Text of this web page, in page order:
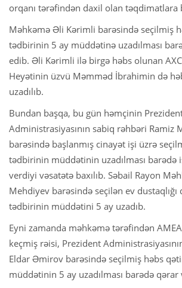
orqanı tərəfindən daxil olan təqdimatlara
Məhkəmə Əli Kərimli barəsində seçilmiş
tədbirinin 5 ay müddətinə uzadılması
edib. Əli Kərimli ilə birgə həbs olunan
Heyətinin üzvü Məmməd İbrahimin də
uzadılıb.
Bundan başqa, bu gün həmçinin
Administrasiyasının sabiq rəhbəri Ramiz
barəsində başlanmış cinayət işi üzrə
tədbirinin müddətinin uzadılması barədə
verdiyi vəsatətə baxılıb. Səbail Rayon
Mehdiyev barəsində seçilən ev dustaqlığı
tədbirinin müddətini 5 ay uzadıb.
Eyni zamanda məhkəmə tərəfindən
keçmiş rəisi, Prezident
Eldar Əmirov barəsində seçilmiş həbs
müddətinin 5 ay uzadılması barədə